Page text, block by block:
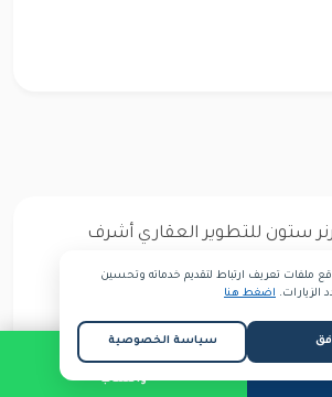
ستون للتطوير العقاري أشرف
هو المؤسس المشارك والرئيس
بالإنابة لتطورات كورنرستون.
مع ما يزيد عن 30 عامًا من الخبرة ، فقد
بإثراء قطاع التطوير والتنمية
واتساب
ملفات تعريف ارتباط لتقديم خدماته وتحسين
الزيارات. اضغط هنا
سياسة الخصوصية